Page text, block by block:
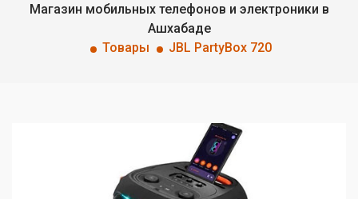
Магазин мобильных телефонов и электроники в
Ашхабаде
Товары
JBL PartyBox 720